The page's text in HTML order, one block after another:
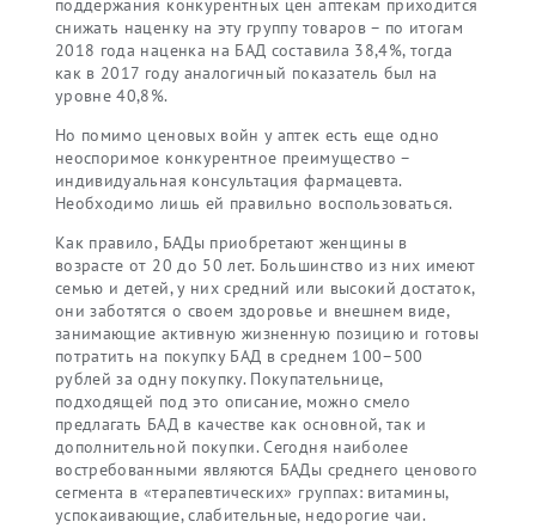
поддержания конкурентных цен аптекам приходится
снижать наценку на эту группу товаров – по итогам
2018 года наценка на БАД составила 38,4%, тогда
как в 2017 году аналогичный показатель был на
уровне 40,8%.
Но помимо ценовых войн у аптек есть еще одно
неоспоримое конкурентное преимущество –
индивидуальная консультация фармацевта.
Необходимо лишь ей правильно воспользоваться.
Как правило, БАДы приобретают женщины в
возрасте от 20 до 50 лет. Большинство из них имеют
семью и детей, у них средний или высокий достаток,
они заботятся о своем здоровье и внешнем виде,
занимающие активную жизненную позицию и готовы
потратить на покупку БАД в среднем 100–500
рублей за одну покупку. Покупательнице,
подходящей под это описание, можно смело
предлагать БАД в качестве как основной, так и
дополнительной покупки. Сегодня наиболее
востребованными являются БАДы среднего ценового
сегмента в «терапевтических» группах: витамины,
успокаивающие, слабительные, недорогие чаи.